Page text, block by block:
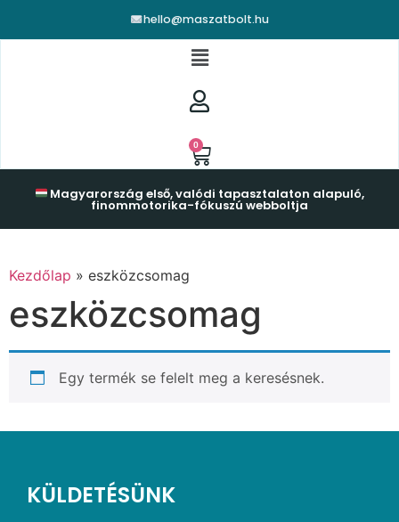
hello@maszatbolt.hu
0
Magyarország első, valódi tapasztalaton alapuló,
finommotorika-fókuszú webboltja
Kezdőlap » eszközcsomag
eszközcsomag
Egy termék se felelt meg a keresésnek.
KÜLDETÉSÜNK